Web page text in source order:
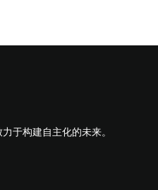
于构建自主化的未来。